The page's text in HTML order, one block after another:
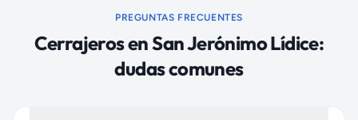
PREGUNTAS FRECUENTES
CerrajerosenSan Jerónimo Lídice:
dudas comunes